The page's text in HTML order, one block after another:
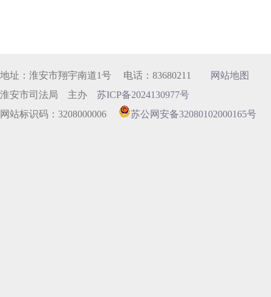
地址：淮安市翔宇南道1号 电话：83680211
网站地图
淮安市司法局 主办 苏ICP备2024130977号
网站标识码：3208000006
苏公网安备32080102000165号